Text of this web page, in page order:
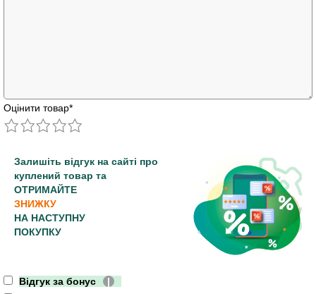
Оцінити товар*
Залишіть відгук на сайті про
куплений товар та
ОТРИМАЙТЕ
ЗНИЖКУ
НА НАСТУПНУ
ПОКУПКУ
Відгук за бонус
|